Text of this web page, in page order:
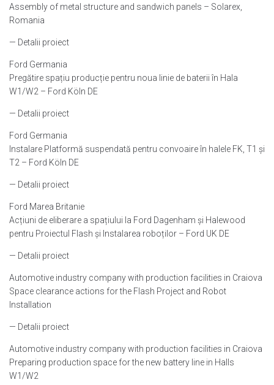
Assembly of metal structure and sandwich panels – Solarex,
Romania
— Detalii proiect
Ford Germania
Pregătire spațiu producție pentru noua linie de baterii în Hala
W1/W2 – Ford Köln DE
— Detalii proiect
Ford Germania
Instalare Platformă suspendată pentru convoaire în halele FK, T1 și
T2 – Ford Köln DE
— Detalii proiect
Ford Marea Britanie
Acțiuni de eliberare a spațiului la Ford Dagenham și Halewood
pentru Proiectul Flash și Instalarea roboților – Ford UK DE
— Detalii proiect
Automotive industry company with production facilities in Craiova
Space clearance actions for the Flash Project and Robot
Installation
— Detalii proiect
Automotive industry company with production facilities in Craiova
Preparing production space for the new battery line in Halls
W1/W2